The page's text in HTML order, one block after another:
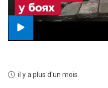
il y a plus d'un mois